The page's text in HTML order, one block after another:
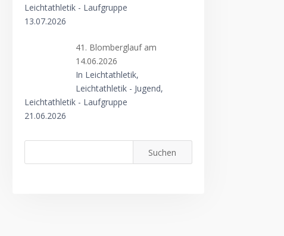
Leichtathletik - Laufgruppe
13.07.2026
41. Blomberglauf am
14.06.2026
In Leichtathletik,
Leichtathletik - Jugend,
Leichtathletik - Laufgruppe
21.06.2026